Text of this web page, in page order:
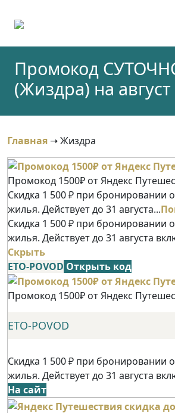
Промокод
(Жиздра) на август
Главная ➝Жиздра
Промокод 1500₽ от Яндекс
Скидка 1 500 ₽ при бронировании
жилья. Действует до 31 августа...
Скидка 1 500 ₽ при бронировании
жилья. Действует до 31 августа
Скрыть
ETO-POVOD Открыть код
Промокод 1500₽ от Яндекс
ETO-POVOD
Скидка 1 500 ₽ при бронировании
жилья. Действует до 31 августа
На сайт